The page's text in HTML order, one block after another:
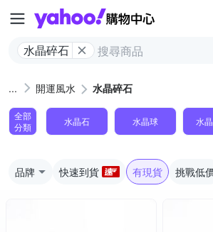
Yahoo購
水晶碎石
開運風水 水晶碎石
全部
分類
水晶石 水晶球 水
品牌 快速到貨 有現貨 挑戰低